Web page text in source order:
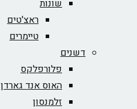
שונות
ראצ'טים
טיימרים
דשנים
פלורפלקס
האוס אנד גארדן
זלמנסון